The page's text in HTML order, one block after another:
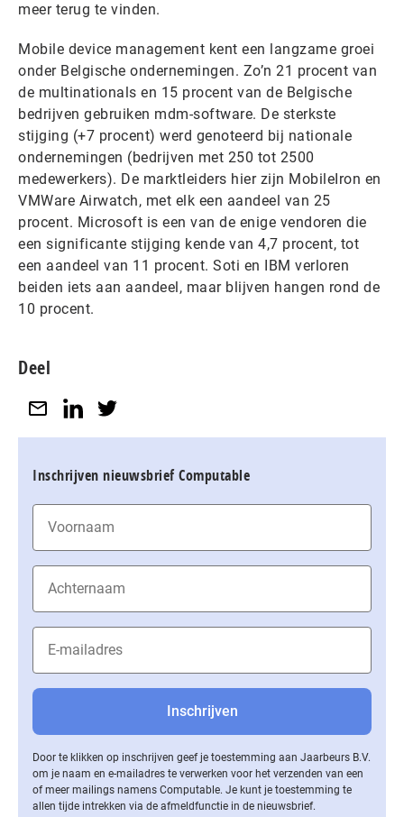
meer terug te vinden.
Mobile device management kent een langzame groei
onder Belgische ondernemingen. Zo’n 21 procent van
de multinationals en 15 procent van de Belgische
bedrijven gebruiken mdm-software. De sterkste
stijging (+7 procent) werd genoteerd bij nationale
ondernemingen (bedrijven met 250 tot 2500
medewerkers). De marktleiders hier zijn MobileIron en
VMWare Airwatch, met elk een aandeel van 25
procent. Microsoft is een van de enige vendoren die
een significante stijging kende van 4,7 procent, tot
een aandeel van 11 procent. Soti en IBM verloren
beiden iets aan aandeel, maar blijven hangen rond de
10 procent.
Deel
Inschrijven nieuwsbrief Computable
Door te klikken op inschrijven geef je toestemming aan Jaarbeurs B.V.
om je naam en e-mailadres te verwerken voor het verzenden van een
of meer mailings namens Computable. Je kunt je toestemming te
allen tijde intrekken via de af­meld­func­tie in de nieuwsbrief.